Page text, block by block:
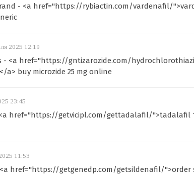
- <a href="https://rybiactin.com/vardenafil/
2025 12:19
- <a href="https://gntizarozide.com/
a> buy microzide 25 mg online
23:45
href="https://getvicipl.com/gettadalafil/">tadalafil
11:53
href="https://getgenedp.com/getsildenafil/